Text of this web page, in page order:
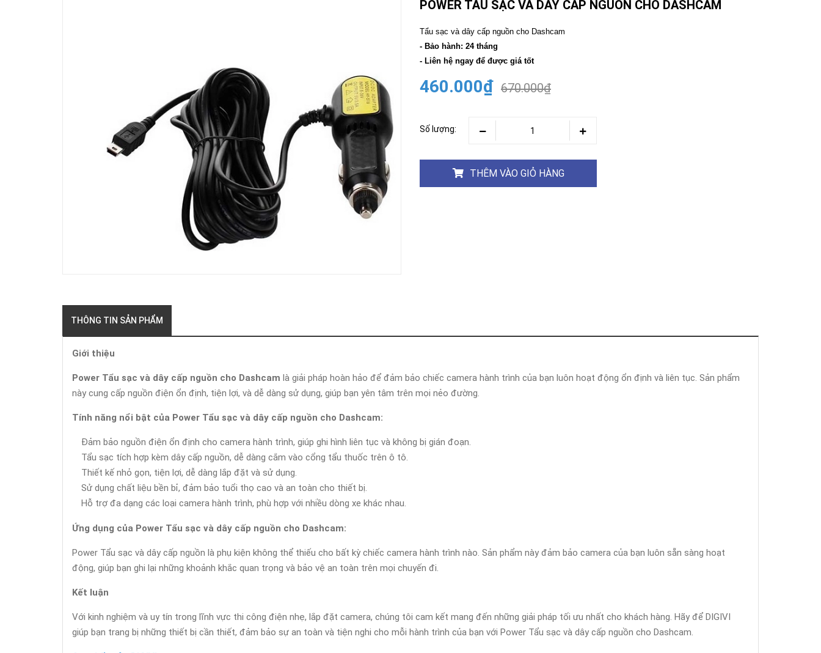
ĐỘNG
Hikvision
Tiandy
HỌP
TRỰC
CHÁY
MINH
Faster
POWER TẨU SẠC VÀ DÂY CẤP NGUỒN CHO DASHCAM
Tẩu sạc và dây cấp nguồn cho Dashcam
- Bảo hành: 24 tháng
- Liên hệ ngay để được giá tốt
460.000₫ 670.000₫
Số lượng:
THÊM VÀO GIỎ HÀNG
THÔNG TIN SẢN PHẨM
Giới thiệu
Power Tẩu sạc và dây cấp nguồn cho Dashcam là giải pháp hoàn hảo để đảm bảo chiếc camera hành trình của bạn luôn hoạt động ổn định và liên tục. Sản phẩm
này cung cấp nguồn điện ổn định, tiện lợi, và dễ dàng sử dụng, giúp bạn yên tâm trên mọi nẻo đường.
Tính năng nổi bật của Power Tẩu sạc và dây cấp nguồn cho Dashcam:
Đảm bảo nguồn điện ổn định cho camera hành trình, giúp ghi hình liên tục và không bị gián đoạn.
Tẩu sạc tích hợp kèm dây cấp nguồn, dễ dàng cắm vào cổng tẩu thuốc trên ô tô.
Thiết kế nhỏ gọn, tiện lợi, dễ dàng lắp đặt và sử dụng.
Sử dụng chất liệu bền bỉ, đảm bảo tuổi thọ cao và an toàn cho thiết bị.
Hỗ trợ đa dạng các loại camera hành trình, phù hợp với nhiều dòng xe khác nhau.
Ứng dụng của Power Tẩu sạc và dây cấp nguồn cho Dashcam:
Power Tẩu sạc và dây cấp nguồn là phụ kiện không thể thiếu cho bất kỳ chiếc camera hành trình nào. Sản phẩm này đảm bảo camera của bạn luôn sẵn sàng hoạt
động, giúp bạn ghi lại những khoảnh khắc quan trọng và bảo vệ an toàn trên mọi chuyến đi.
Kết luận
Với kinh nghiệm và uy tín trong lĩnh vực thi công điện nhẹ, lắp đặt camera, chúng tôi cam kết mang đến những giải pháp tối ưu nhất cho khách hàng. Hãy để DIGIVI
giúp bạn trang bị những thiết bị cần thiết, đảm bảo sự an toàn và tiện nghi cho mỗi hành trình của bạn với Power Tẩu sạc và dây cấp nguồn cho Dashcam.